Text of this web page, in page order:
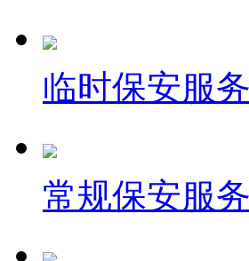
临时保安服务
常规保安服务